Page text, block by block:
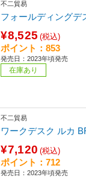
不二貿易
フォールディングデ
¥8,525 (税込)
ポイント：853
発売日：2023年頃発売
在庫あり
不二貿易
ワークデスク ルカ
¥7,120 (税込)
ポイント：712
発売日：2023年頃発売